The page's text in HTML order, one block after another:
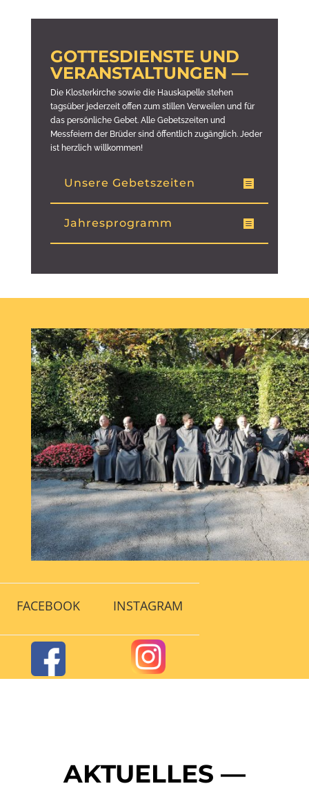
GOTTESDIENSTE UND
VERANSTALTUNGEN —
Die Klosterkirche sowie die Hauskapelle stehen
tagsüber jederzeit offen zum stillen Verweilen und für
das persönliche Gebet. Alle Gebetszeiten und
Messfeiern der Brüder sind öffentlich zugänglich. Jeder
ist herzlich willkommen!
Unsere Gebetszeiten
Jahresprogramm
FACEBOOK INSTAGRAM
AKTUELLES —